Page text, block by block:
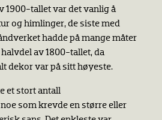
1900-tallet var det vanlig å
og himlinger, de siste med
hadde på mange måter
av 1800-tallet, da
dekor var på sitt høyeste.
et stort antall
som krevde en større eller